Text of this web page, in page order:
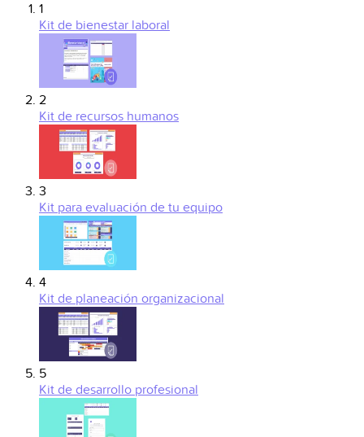
1
Kit de bienestar laboral
2
Kit de recursos humanos
3
Kit para evaluación de tu equipo
4
Kit de planeación organizacional
5
Kit de desarrollo profesional